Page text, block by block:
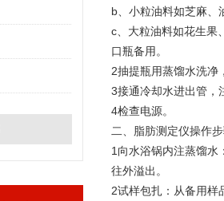
b、小粒油料如芝麻、
c、大粒油料如花生果
口瓶备用。
2抽提瓶用蒸馏水洗净
3接通冷却水进出管，
4检查电源。
二、脂肪测定仪操作
1向水浴锅内注蒸馏水
往外溢出。
2试样包扎：从备用样